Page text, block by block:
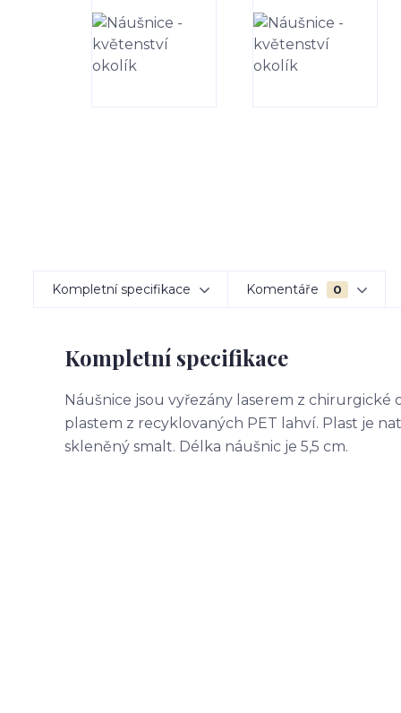
Kompletní specifikace Komentáře 0
Kompletní specifikace
Náušnice jsou vyřezány laserem z
plastem z recyklovaných PET lahví. Plast je
skleněný smalt. Délka náušnic je 5,5 cm.